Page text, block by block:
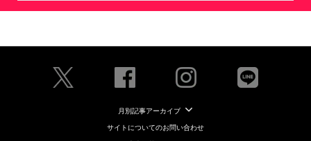
月別記事アーカイブ
サイトについてのお問い合わせ